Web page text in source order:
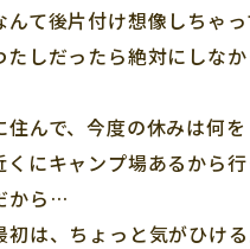
んて後片付け想像しちゃ
たしだったら絶対にしな
住んで、今度の休みは何
くにキャンプ場あるから
から…
初は、ちょっと気がひける